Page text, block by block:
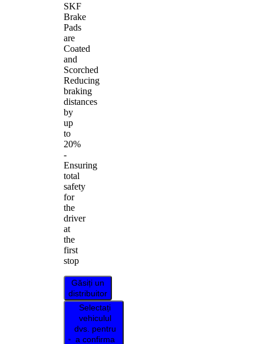
SKF
Brake
Pads
are
Coated
and
Scorched
Reducing
braking
distances
by
up
to
20%
-
Ensuring
total
safety
for
the
driver
at
the
first
stop
Găsiți un
distribuitor
Selectați
vehiculul
dvs. pentru
a confirma